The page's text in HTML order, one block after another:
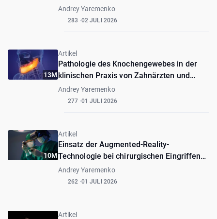
(klinischer Fall)
Andrey Yaremenko
283 02 JULI 2026
13M
Artikel
Pathologie des Knochengewebes in der
klinischen Praxis von Zahnärzten und
Kiefer- und Gesichtschirurgen
Andrey Yaremenko
277 01 JULI 2026
10M
Artikel
Einsatz der Augmented-Reality-
Technologie bei chirurgischen Eingriffen
am Oberkiefer. Klinischer Fall
Andrey Yaremenko
262 01 JULI 2026
Artikel